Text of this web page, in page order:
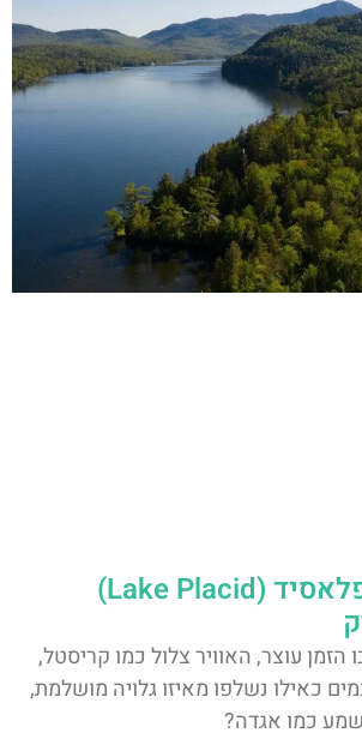
העיירה לייק פלאסיד (Lake Placid)
עוצר, האוויר צלול כמו קריסטל,
כאילו נשלפו מאיזו גלויה מושלמת,
כמו אגדה?